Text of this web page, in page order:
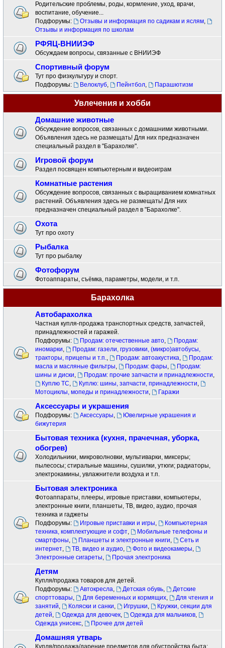
Родительские проблемы, роды, кормление, уход, врачи,
воспитание, обучение...
Подфорумы:
Отзывы и информация по садикам и яслям,
Отзывы и информация по школам
РФЯЦ-ВНИИЭФ
Обсуждаем вопросы, связанные с ВНИИЭФ
Спортивный форум
Тут про физкультуру и спорт.
Подфорумы:
Велоклуб, Пейнтбол, Парашютизм
Увлечения и хобби
Домашние животные
Обсуждение вопросов, связанных с домашними животными.
Объявления здесь не размещать! Для них предназначен
специальный раздел в "Барахолке".
Игровой форум
Раздел посвящен компьютерным и видеоиграм
Комнатные растения
Обсуждение вопросов, связанных с выращиванием комнатных
растений. Объявления здесь не размещать! Для них
предназначен специальный раздел в "Барахолке".
Охота
Тут про охоту
Рыбалка
Тут про рыбалку
Фотофорум
Фотоаппараты, съёмка, параметры, модели, и т.п.
Барахолка
Автобарахолка
Частная купля-продажа транспортных средств, запчастей,
принадлежностей и гаражей.
Подфорумы:
Продам: отечественные авто,
Продам:
иномарки,
Продам: газели, грузовики, (микро)автобусы,
тракторы, прицепы и т.п., Продам: автоакустика,
Продам:
масла и масляные фильтры, Продам: фары,
Продам:
шины и диски, Продам: прочие запчасти и принадлежности,
Куплю ТС, Куплю: шины, запчасти, принадлежности,
Мотоциклы, мопеды и принадлежности, Гаражи
Аксессуары и украшения
Подфорумы: Аксессуары,
Ювелирные украшения и
бижутерия
Бытовая техника (кухня, прачечная, уборка,
обогрев)
Холодильники, микроволновки, мультиварки, миксеры;
пылесосы; стиральные машины, сушилки, утюги; радиаторы,
электрокамины, увлажнители воздуха и т.п.
Бытовая электроника
Фотоаппараты, плееры, игровые приставки, компьютеры,
электронные книги, планшеты, ТВ, видео, аудио, прочая
техника и гаджеты
Подфорумы:
Игровые приставки и игры,
Компьютерная
техника, комплектующие и софт,
Мобильные телефоны и
смартфоны, Планшеты и электронные книги,
Сеть и
интернет, ТВ, видео и аудио, Фото и видеокамеры,
Электронные сигареты, Прочая электроника
Детям
Купля/продажа товаров для детей.
Подфорумы:
Автокресла, Детская обувь,
Детские
спорттовары, Для беременных и кормящих,
Для чтения и
занятий, Коляски и санки, Игрушки,
Кружки, секции для
детей, Одежда для девочек, Одежда для мальчиков,
Одежда унисекс, Прочее для детей
Домашняя утварь
Купля/продажа/дарение предметов для обустройства быта: